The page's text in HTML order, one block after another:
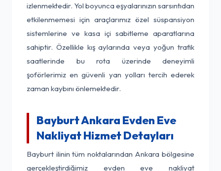
izlenmektedir. Yol boyunca eşyalarınızın sarsıntıdan
etkilenmemesi için araçlarımız özel süspansiyon
sistemlerine ve kasa içi sabitleme aparatlarına
sahiptir. Özellikle kış aylarında veya yoğun trafik
saatlerinde bu rota üzerinde deneyimli
şoförlerimiz en güvenli yan yolları tercih ederek
zaman kaybını önlemektedir.
Bayburt Ankara Evden Eve
Nakliyat Hizmet Detayları
Bayburt ilinin tüm noktalarından Ankara bölgesine
gerçekleştirdiğimiz evden eve nakliyat